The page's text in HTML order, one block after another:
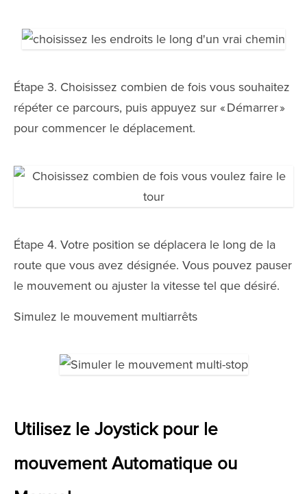
Étape 3. Choisissez combien de fois vous souhaitez
répéter ce parcours, puis appuyez sur « Démarrer »
pour commencer le déplacement.
Étape 4. Votre position se déplacera le long de la
route que vous avez désignée. Vous pouvez pauser
le mouvement ou ajuster la vitesse tel que désiré.
Simulez le mouvement multiarrêts
Utilisez le Joystick pour le
mouvement Automatique ou